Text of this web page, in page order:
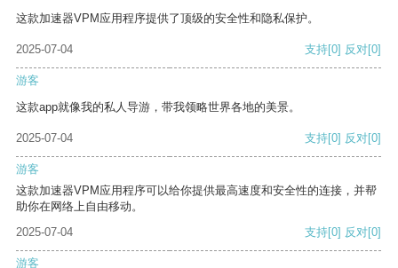
这款加速器VPM应用程序提供了顶级的安全性和隐私保护。
2025-07-04 支持[0] 反对[0]
游客
这款app就像我的私人导游，带我领略世界各地的美景。
2025-07-04 支持[0] 反对[0]
游客
这款加速器VPM应用程序可以给你提供最高速度和安全性的连接，并帮
助你在网络上自由移动。
2025-07-04
支持[0] 反对[0]
游客